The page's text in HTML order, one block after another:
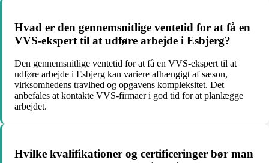
Hvad er den gennemsnitlige ventetid for at få en
VVS-ekspert til at udføre arbejde i Esbjerg?
Den gennemsnitlige ventetid for at få en VVS-ekspert til at
udføre arbejde i Esbjerg kan variere afhængigt af sæson,
virksomhedens travlhed og opgavens kompleksitet. Det
anbefales at kontakte VVS-firmaer i god tid for at planlægge
arbejdet.
Hvilke kvalifikationer og certificeringer bør man